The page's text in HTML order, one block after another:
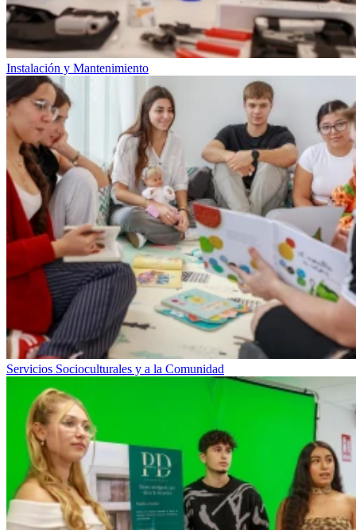
Instalación y Mantenimiento
Servicios Socioculturales y a la Comunidad